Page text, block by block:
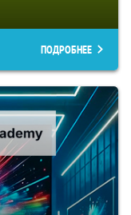
ПОДРОБНЕЕ